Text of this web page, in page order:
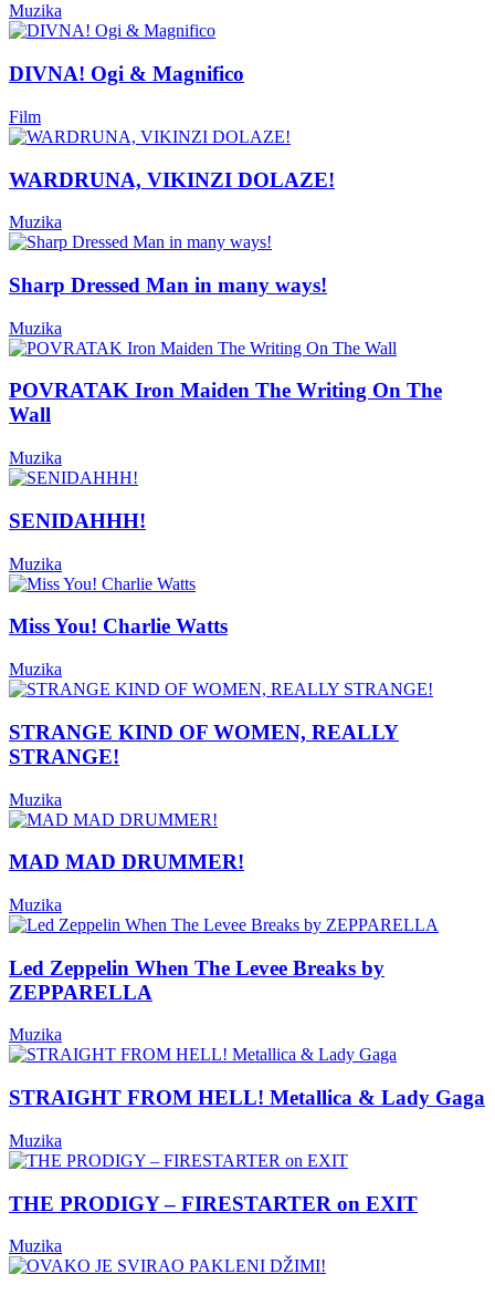
Muzika
DIVNA! Ogi & Magnifico
Film
WARDRUNA, VIKINZI DOLAZE!
Muzika
Sharp Dressed Man in many ways!
Muzika
POVRATAK Iron Maiden The Writing On The
Wall
Muzika
SENIDAHHH!
Muzika
Miss You! Charlie Watts
Muzika
STRANGE KIND OF WOMEN, REALLY
STRANGE!
Muzika
MAD MAD DRUMMER!
Muzika
Led Zeppelin When The Levee Breaks by
ZEPPARELLA
Muzika
STRAIGHT FROM HELL! Metallica & Lady Gaga
Muzika
THE PRODIGY – FIRESTARTER on EXIT
Muzika